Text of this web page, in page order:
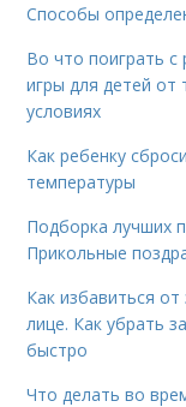
Способы
Во что поиграть
игры для детей от
условиях
Как ребенку
температуры
Подборка лучших
Прикольные
Как избавиться
лице. Как убрать
быстро
Что делать во